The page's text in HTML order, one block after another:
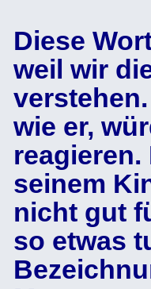
Diese
weil wir
wie er,
reagieren.
seinem
nicht gut
so etwas